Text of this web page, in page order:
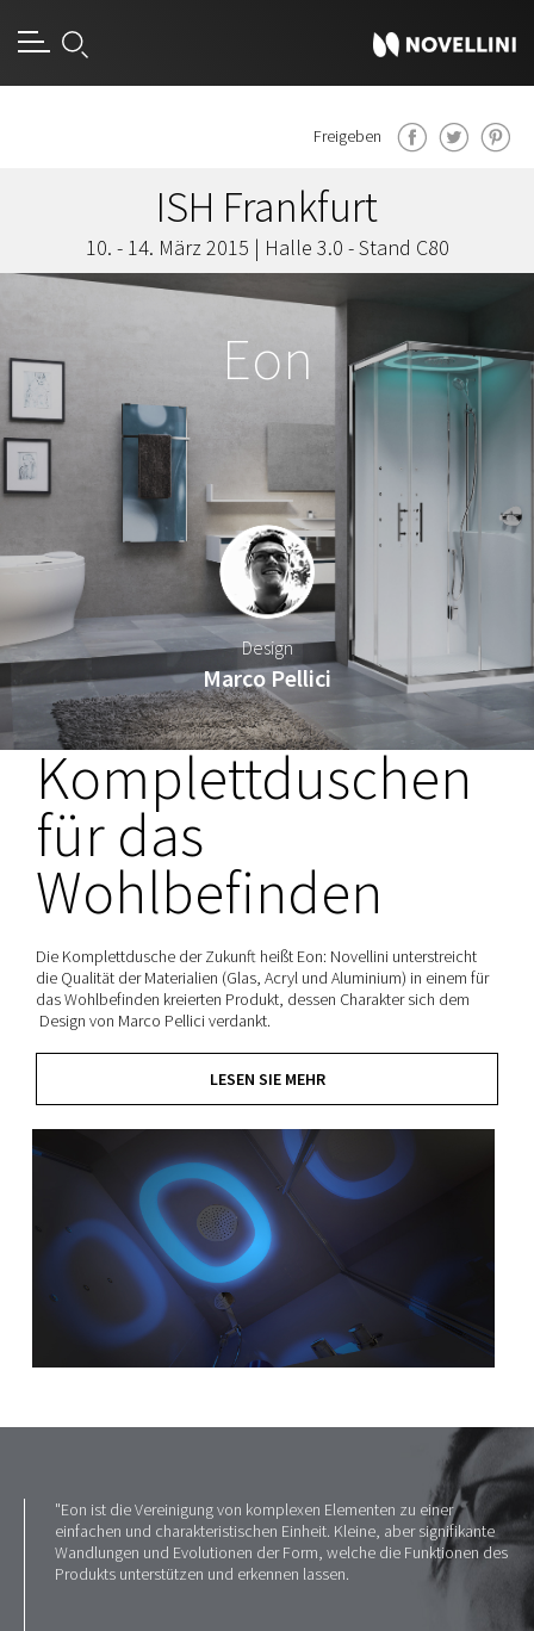
Freigeben
ISH Frankfurt
10. - 14. März 2015 | Halle 3.0 - Stand C80
Design
Marco Pellici
Eon
Komplettduschen
für das
Wohlbefinden
Die Komplettdusche der Zukunft heißt Eon: Novellini unterstreicht
die Qualität der Materialien (Glas, Acryl und Aluminium) in einem für
das Wohlbefinden kreierten Produkt, dessen Charakter sich dem
Design von Marco Pellici verdankt.
LESEN SIE MEHR
"Eon ist die Vereinigung von komplexen Elementen zu einer
einfachen und charakteristischen Einheit. Kleine, aber signifikante
Wandlungen und Evolutionen der Form, welche die Funktionen des
Produkts unterstützen und erkennen lassen.